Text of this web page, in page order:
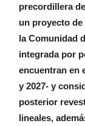
precordillera
un proyecto
laComunidad
integrada por
encuentran en
y 2027- y
posterior
lineales,